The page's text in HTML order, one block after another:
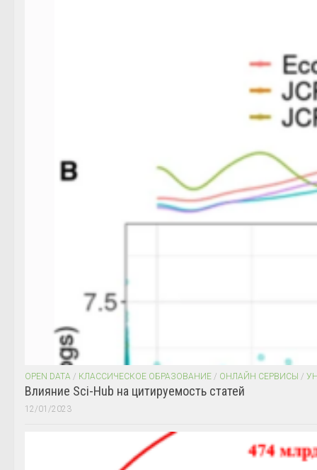
OPEN DATA / КЛАССИЧЕСКОЕ ОБРАЗОВАНИЕ / ОНЛАЙН СЕРВИСЫ /
Влияние Sci-Hub на цитируемость статей
12/01/2023